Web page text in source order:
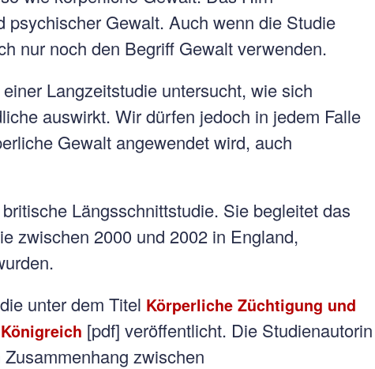
Gewalt. Auch wenn die Studie
nur noch den Begriff Gewalt verwenden.
Langzeitstudie untersucht, wie sich
auswirkt. Wir dürfen jedoch in jedem Falle
Gewalt angewendet wird, auch
Längsschnittstudie. Sie begleitet das
zwischen 2000 und 2002 in England,
unter dem Titel Körperliche Züchtigung und
[pdf] veröffentlicht. Die Studienautorin
zwischen